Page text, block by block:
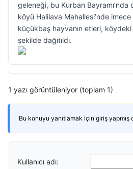
geleneği, bu Kurban Bayramı’nda
köyü Halilava Mahallesi’nde
küçükbaş hayvanın etleri,
şekilde dağıtıldı.
1 yazı görüntüleniyor (toplam 1)
Bu konuyu yanıtlamak için giriş yapmış
Kullanıcı adı: